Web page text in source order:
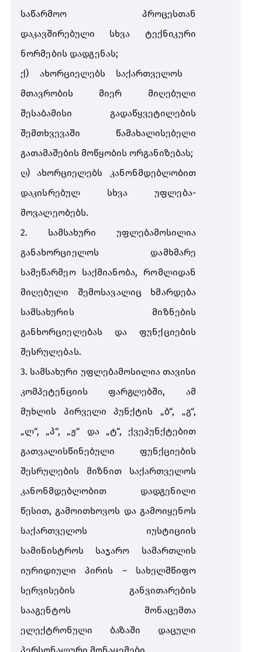
საწარმოო
პროცესთან
დაკავშირებული
სხვა
ტექნიკური
ნორმების დადგენას;
ქ) ახორციელებს
საქართველოს
მთავრობის
მიერ
მიღებული
შესაბამისი
გადაწყვეტილების
შემთხვევაში
წამახალისებელი
გათამაშების მოწყობის ორგანიზებას;
ღ)ახორციელებს
კანონმდებლობით
დაკისრებულ
სხვა უფლება-
მოვალეობებს.
2. სამსახური
უფლებამოსილია
განახორციელოს
დამხმარე
სამეწარმეო
საქმიანობა, რომლიდან
მიღებული
შემოსავალიც
ხმარდება
სამსახურის
მიზნების
განხორციელებას
და
ფუნქციების
შესრულებას.
3. სამსახური უფლებამოსილია თავისი
კომპეტენციის
ფარგლებში, ამ
მუხლის
პირველი პუნქტის „ბ“, „გ“,
„ლ“, „პ“, „ჟ“ და„ტ“, ქვეპუნქტებით
გათვალისწინებული
ფუნქციების
შესრულების
მიზნით
საქართველოს
კანონმდებლობით
დადგენილი
წესით,გამოითხოვოს და გამოიყენოს
საქართველოს
იუსტიციის
სამინისტროს
საჯარო
სამართლის
იურიდიული
პირის – სახელმწიფო
სერვისების
განვითარების
სააგენტოს
მონაცემთა
ელექტრონული
ბაზაში
დაცული